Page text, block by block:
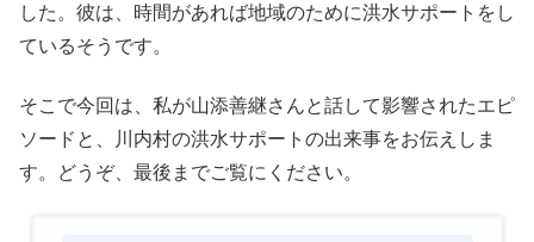
した。彼は、時間があれば地域のために洪水サポートをし
ているそうです。
そこで今回は、私が山添善継さんと話して影響されたエピ
ソードと、川内村の洪水サポートの出来事をお伝えしま
す。どうぞ、最後までご覧にください。